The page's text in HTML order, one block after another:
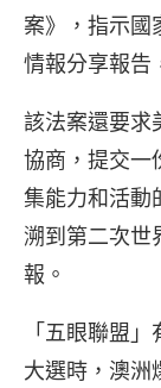
案》，指示國
情報分享報告
該法案還要求
協商，提交一
集能力和活動
溯到第二次世
報。
「五眼聯盟
大選時，澳洲